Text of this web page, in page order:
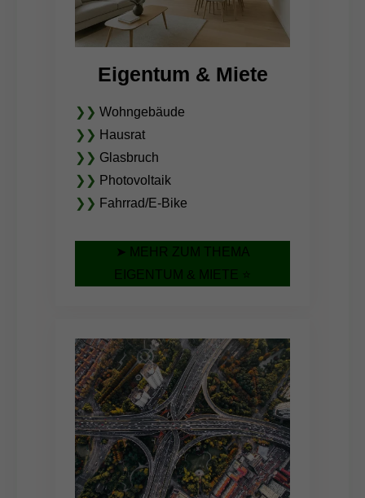
Eigentum & Miete
❯❯ Wohngebäude
❯❯ Hausrat
❯❯ Glasbruch
❯❯ Photovoltaik
❯❯ Fahrrad/E-Bike
➤ MEHR ZUM THEMA
EIGENTUM & MIETE ⭐